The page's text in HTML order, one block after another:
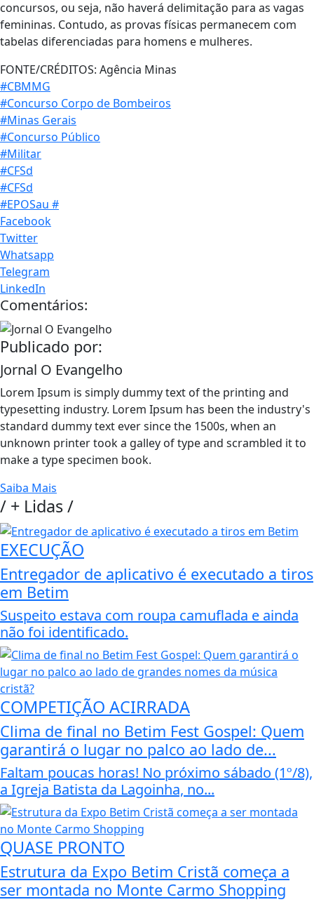
concursos, ou seja, não haverá delimitação para as vagas
femininas. Contudo, as provas físicas permanecem com
tabelas diferenciadas para homens e mulheres.
FONTE/CRÉDITOS: Agência Minas
#CBMMG
#Concurso Corpo de Bombeiros
#Minas Gerais
#Concurso Público
#Militar
#CFSd
#CFSd
#EPOSau #
Facebook
Twitter
Whatsapp
Telegram
LinkedIn
Comentários:
Publicado por:
Jornal O Evangelho
Lorem Ipsum is simply dummy text of the printing and
typesetting industry. Lorem Ipsum has been the industry's
standard dummy text ever since the 1500s, when an
unknown printer took a galley of type and scrambled it to
make a type specimen book.
Saiba Mais
/ + Lidas/
EXECUÇÃO
Entregador de aplicativo é executado a tiros
em Betim
Suspeito estava com roupa camuflada e ainda
não foi identificado.
COMPETIÇÃO ACIRRADA
Clima de final no Betim Fest Gospel: Quem
garantirá o lugar no palco ao lado de...
Faltam poucas horas! No próximo sábado (1º/8),
a Igreja Batista da Lagoinha, no...
QUASE PRONTO
Estrutura da Expo Betim Cristã começa a
ser montada no Monte Carmo Shopping